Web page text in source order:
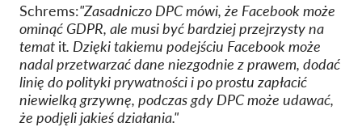
Schrems:"Zasadniczo DPC mówi, że Facebook może
ominąć GDPR, ale musi być bardziej przejrzysty na
temat it. Dzięki takiemu podejściu Facebook może
nadal przetwarzać dane niezgodnie z prawem, dodać
linię do polityki prywatności i po prostu zapłacić
niewielką grzywnę, podczas gdy DPC może udawać,
że podjęli jakieś działania."